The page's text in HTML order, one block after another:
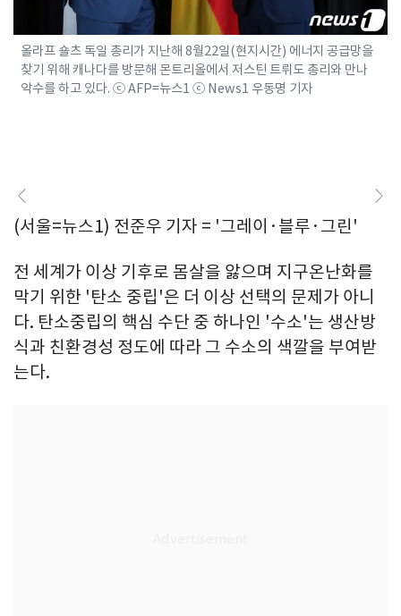
올라프 숄츠 독일 총리가 지난해 8월22일(현지시간) 에너지 공급망을
찾기 위해 캐나다를 방문해 몬트리올에서 저스틴 트뤼도 총리와 만나
악수를 하고 있다. ⓒ AFP=뉴스1 ⓒ News1 우동명 기자
(서울=뉴스1) 전준우 기자 = '그레이·블루·그린'
전 세계가 이상 기후로 몸살을 앓으며 지구온난화를
막기 위한 '탄소 중립'은 더 이상 선택의 문제가 아니
다. 탄소중립의 핵심 수단 중 하나인 '수소'는 생산방
식과 친환경성 정도에 따라 그 수소의 색깔을 부여받
는다.